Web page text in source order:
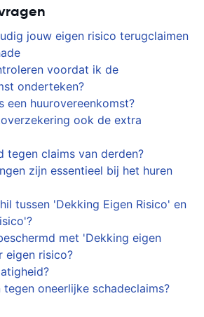
jouw eigen risico terugclaimen
voordat ik de
onderteken?
een huurovereenkomst?
ook de extra
tegen claims van derden?
zijn essentieel bij het huren
tussen 'Dekking Eigen Risico' en
met 'Dekking eigen
eigen risico?
oneerlijke schadeclaims?